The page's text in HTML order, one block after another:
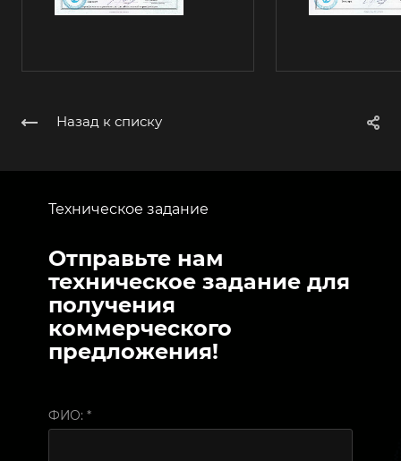
Назад к списку
Техническое задание
Отправьте нам
техническое задание для
получения
коммерческого
предложения!
ФИО: *